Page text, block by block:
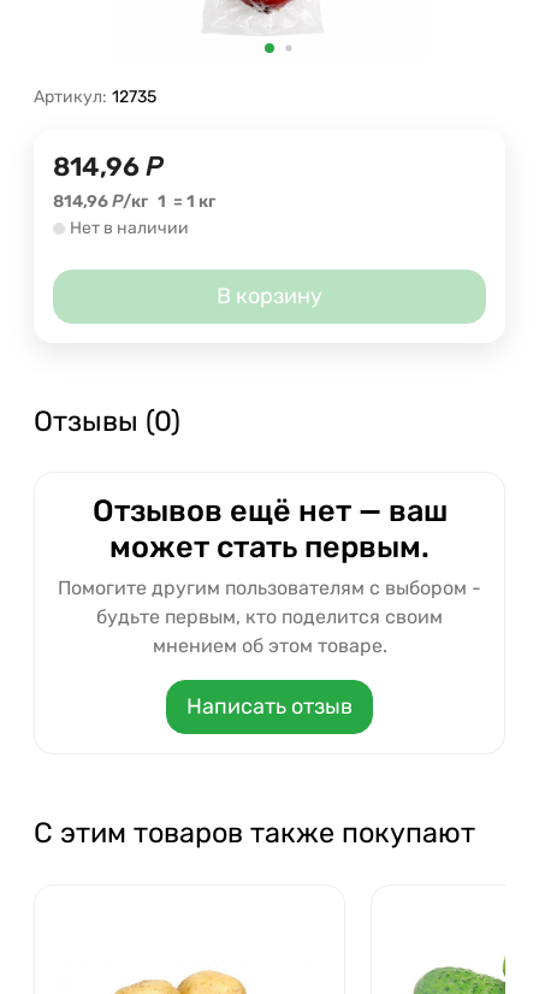
Артикул: 12735
814,96 Р
814,96Р/кг 1 = 1 кг
Нет в наличии
В корзину
Отзывы (0)
Отзывов ещё нет — ваш
может стать первым.
Помогите другим пользователям с выбором -
будьте первым, кто поделится своим
мнением об этом товаре.
Написать отзыв
С этим товаров также покупают